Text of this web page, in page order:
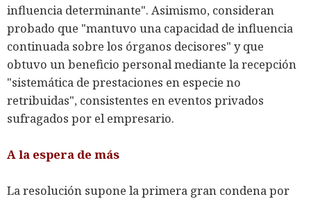
influencia determinante". Asimismo, consideran
probado que "mantuvo una capacidad de influencia
continuada sobre los órganos decisores" y que
obtuvo un beneficio personal mediante la recepción
"sistemática de prestaciones en especie no
retribuidas", consistentes en eventos privados
sufragados por el empresario.
A la espera de más
La resolución supone la primera gran condena por